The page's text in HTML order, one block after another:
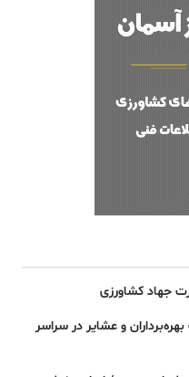
جهاد کشاورزی
و عشایر در سراسر